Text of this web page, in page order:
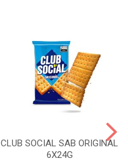
CLUB SOCIAL SAB ORIGINAL
6X24G